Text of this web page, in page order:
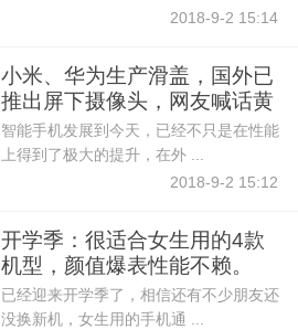
2018-9-2 15:14
小米、华为生产滑盖，国外已
推出屏下摄像头，网友喊话黄
智能手机发展到今天，已经不只是在性能
上得到了极大的提升，在外 ...
2018-9-2 15:12
开学季：很适合女生用的4款
机型，颜值爆表性能不赖。
已经迎来开学季了，相信还有不少朋友还
没换新机，女生用的手机通 ...